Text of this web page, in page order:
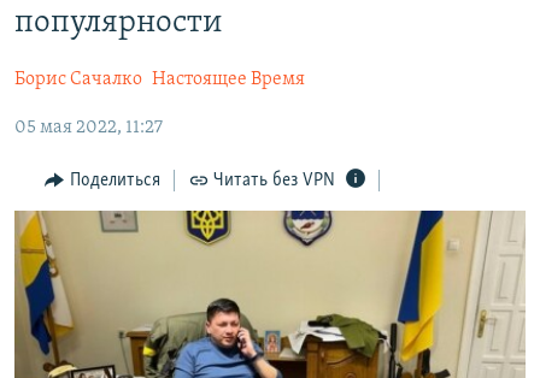
ИНТЕРАКТИВ
ПРОПАВШИЕ БЕЗ ВЕСТИ
ПОБЕДИТЕЛЕЙ НЕ СУДЯТ?
КРЫМ.НЕПОКОРЕННЫЙ
ELIFBE
УКРАИНСКАЯ ПРОБЛЕМА КРЫМА
РАДІО СВОБОДА
Українською
ПРИСОЕДИНЯЙТЕСЬ!
популярности
Борис Сачалко Настоящее Время
05 мая 2022, 11:27
Поделиться Читать без VPN